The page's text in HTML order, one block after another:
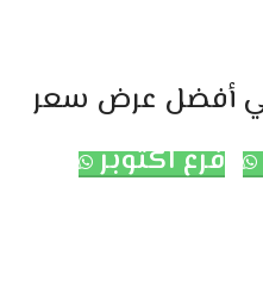
أفضل عرض سعر
فرع اكتوبر